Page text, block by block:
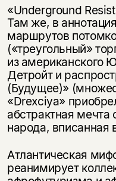
«Underground
Там же, в
маршрутов
(«треугольный»
из американского
Детройт и
(Будущее)»
«Drexciya»
абстрактная мечта
народа,
Атлантическая
реанимирует